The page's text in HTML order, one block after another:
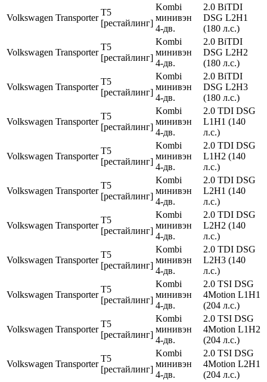
Volkswagen Transporter
T5
[рестайлинг]
Kombi
минивэн
4-дв.
2.0 BiTDI
DSG L2H1
(180 л.с.)
Volkswagen Transporter
T5
[рестайлинг]
Kombi
минивэн
4-дв.
2.0 BiTDI
DSG L2H2
(180 л.с.)
Volkswagen Transporter
T5
[рестайлинг]
Kombi
минивэн
4-дв.
2.0 BiTDI
DSG L2H3
(180 л.с.)
Volkswagen Transporter
T5
[рестайлинг]
Kombi
минивэн
4-дв.
2.0 TDI DSG
L1H1 (140
л.с.)
Volkswagen Transporter
T5
[рестайлинг]
Kombi
минивэн
4-дв.
2.0 TDI DSG
L1H2 (140
л.с.)
Volkswagen Transporter
T5
[рестайлинг]
Kombi
минивэн
4-дв.
2.0 TDI DSG
L2H1 (140
л.с.)
Volkswagen Transporter
T5
[рестайлинг]
Kombi
минивэн
4-дв.
2.0 TDI DSG
L2H2 (140
л.с.)
Volkswagen Transporter
T5
[рестайлинг]
Kombi
минивэн
4-дв.
2.0 TDI DSG
L2H3 (140
л.с.)
Volkswagen Transporter
T5
[рестайлинг]
Kombi
минивэн
4-дв.
2.0 TSI DSG
4Motion L1H1
(204 л.с.)
Volkswagen Transporter
T5
[рестайлинг]
Kombi
минивэн
4-дв.
2.0 TSI DSG
4Motion L1H2
(204 л.с.)
Volkswagen Transporter
T5
[рестайлинг]
Kombi
минивэн
4-дв.
2.0 TSI DSG
4Motion L2H1
(204 л.с.)